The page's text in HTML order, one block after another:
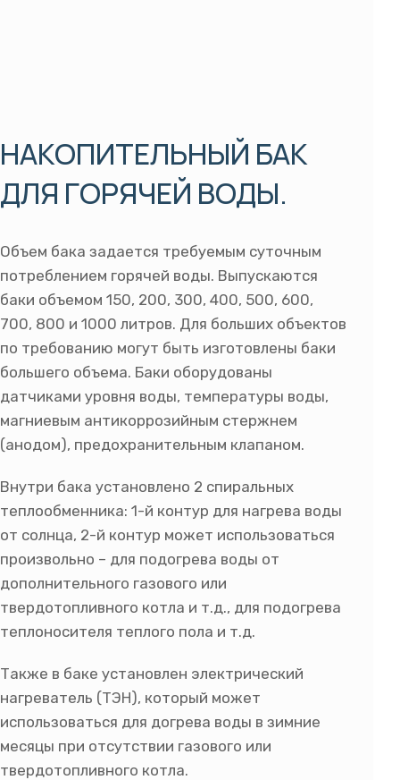
НАКОПИТЕЛЬНЫЙ БАК
ДЛЯ ГОРЯЧЕЙ ВОДЫ.
Объем бака задается требуемым суточным
потреблением горячей воды. Выпускаются
баки объемом 150, 200, 300, 400, 500, 600,
700, 800 и 1000 литров. Для больших объектов
по требованию могут быть изготовлены баки
большего объема. Баки оборудованы
датчиками уровня воды, температуры воды,
магниевым антикоррозийным стержнем
(анодом), предохранительным клапаном.
Внутри бака установлено 2 спиральных
теплообменника: 1-й контур для нагрева воды
от солнца, 2-й контур может использоваться
произвольно – для подогрева воды от
дополнительного газового или
твердотопливного котла и т.д., для подогрева
теплоносителя теплого пола и т.д.
Также в баке установлен электрический
нагреватель (ТЭН), который может
использоваться для догрева воды в зимние
месяцы при отсутствии газового или
твердотопливного котла.